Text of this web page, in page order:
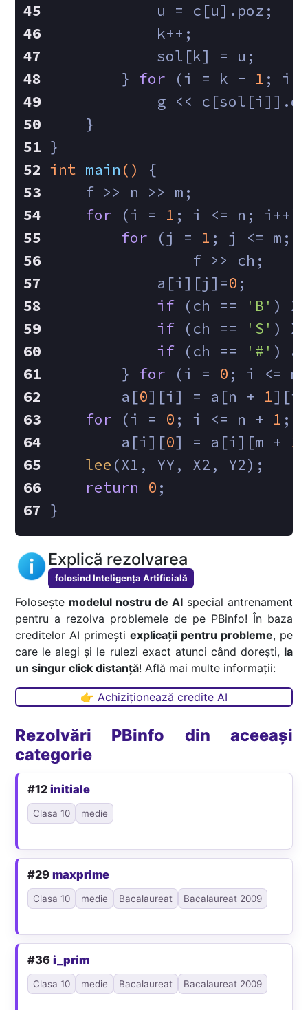
            u = c[u].poz;
            k++;
            sol[k] = u;
        }
for (i = k - 1 ; i
g <<
    }
}
int main ()
{
    f >> n >> m;
for (i = 1 ; i <= n; i++)
for (j = 1 ; j <= m;
        	f >> ch;
            a[i][j]=
0 ;
if (ch == 'B' )
if (ch == 'S' )
if (ch == '#' )
        }
for (i = 0 ; i <=
        a[
0][i] = a[n + 1
for (i = 0 ; i <= n + 1 ;
        a[i][
0] = a[i][m + 1
lee (X1, YY, X2, Y2);
return
0 ;
}
Explică rezolvarea
folosind Inteligența Artificială
Folosește modelul nostru de AIspecial antrenament
pentru a rezolva problemele de pe PBinfo! În baza
creditelor AI primești explicații pentru probleme, pe
care le alegi și le rulezi exact atunci când dorești, la
un singur click distanță! Află mai multe informații:
👉 Achiziționează credite AI
Rezolvări PBinfo din aceeași
categorie
#12initiale
Clasa 10 medie
#29maxprime
Clasa 10 medie Bacalaureat Bacalaureat 2009
#36i_prim
Clasa 10 medie Bacalaureat Bacalaureat 2009